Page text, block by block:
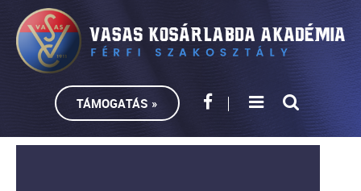
TÁMOGATÁS »